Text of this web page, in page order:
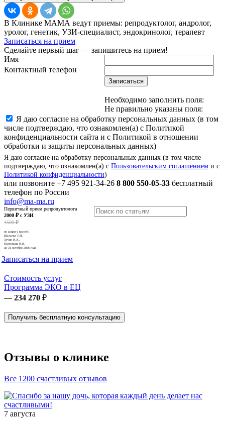
В Клинике МАМА ведут приемы: репродуктолог, андролог,
уролог, генетик, УЗИ-специалист, эндокринолог, терапевт
Записаться на прием
Сделайте первый шаг — запишитесь на прием!
Имя
Контактный телефон
Записаться
Необходимо заполнить поля:
Не правильно указаны поля:
Я даю согласие на обработку персональных данных (в том
числе подтверждаю, что ознакомлен(а) с Политикой
конфиденциальности сайта и с Политикой в отношении
обработки и защиты персональных данных)
Я даю согласие на обработку персональных данных (в том числе
подтверждаю, что ознакомлен(а) с Пользовательским соглашением и с
Политикой конфиденциальности)
или позвоните +7 495 921-34-26 8 800 550-05-33 бесплатный
телефон по России
info@ma-ma.ru
Первичный прием репродуктолога
2000 ₽ с УЗИ
4500 ₽
по акции у врачей:
Шалаева Т.И.,
Лучин И.А.,
Коленкина И.В.
до 31 октября 2026 года
Записаться на прием
Стоимость услуг
Программа ЭКО в ЕЦ
— 234 270 ₽
Получить бесплатную консультацию
Отзывы о клинике
Все 1200 счастливых отзывов
7 августа